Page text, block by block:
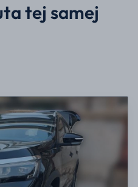
tej samej